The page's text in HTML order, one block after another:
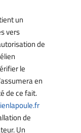
un
vers
de
le
en
de ce fait.
de
Un